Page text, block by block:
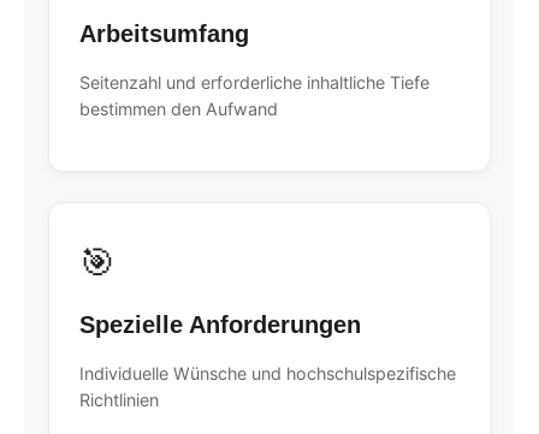
Arbeitsumfang
Seitenzahl und erforderliche inhaltliche Tiefe
bestimmen den Aufwand
🎯
Spezielle Anforderungen
Individuelle Wünsche und hochschulspezifische
Richtlinien